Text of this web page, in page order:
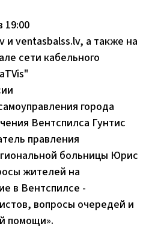
19:00
и ventasbalss.lv, а также на
сети кабельного
города
Вентспилса Гунтис
правления
больницы Юрис
жителей на
в Вентспилсе -
вопросы очередей и
помощи».